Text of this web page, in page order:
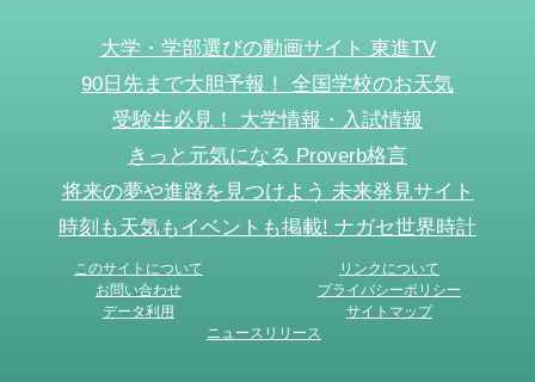
大学・学部選びの動画サイト 東進TV
90日先まで大胆予報！ 全国学校のお天気
受験生必見！ 大学情報・入試情報
きっと元気になる Proverb格言
将来の夢や進路を見つけよう 未来発見サイト
時刻も天気もイベントも掲載! ナガセ世界時計
このサイトについて
リンクについて
お問い合わせ
プライバシーポリシー
データ利用
サイトマップ
ニュースリリース